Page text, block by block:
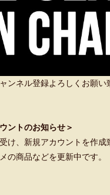
ンネル登録よろしくお願い
ントのお知らせ＞
け、新規アカウントを作成
の商品などを更新中です。